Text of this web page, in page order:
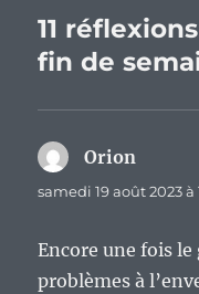
11
fin de
Orion
samedi 19 août 2023 à
Encore une fois
problèmes à